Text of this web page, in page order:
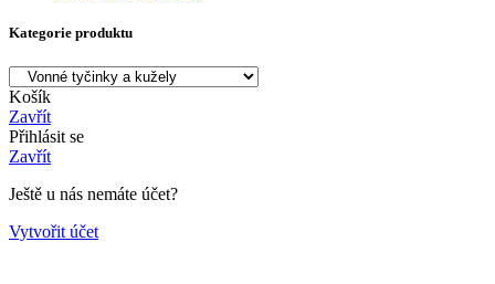
Kategorie produktu
Košík
Zavřít
Přihlásit se
Zavřít
Ještě u nás nemáte účet?
Vytvořit účet